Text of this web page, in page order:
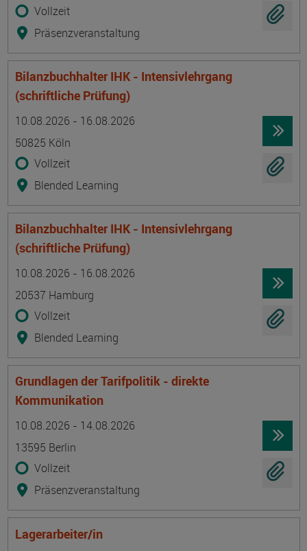
Vollzeit
Präsenzveranstaltung
Bilanzbuchhalter IHK - Intensivlehrgang
(schriftliche Prüfung)
10.08.2026 - 16.08.2026
50825 Köln
Vollzeit
Blended Learning
Bilanzbuchhalter IHK - Intensivlehrgang
(schriftliche Prüfung)
10.08.2026 - 16.08.2026
20537 Hamburg
Vollzeit
Blended Learning
Grundlagen der Tarifpolitik - direkte
Kommunikation
10.08.2026 - 14.08.2026
13595 Berlin
Vollzeit
Präsenzveranstaltung
Lagerarbeiter/in